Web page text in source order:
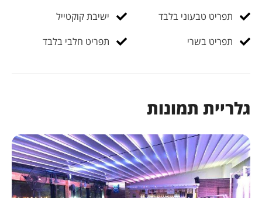
תפריט טבעוני בלבד
ישיבת קוקטייל
תפריט בשרי
תפריט חלבי בלבד
גלריית תמונות